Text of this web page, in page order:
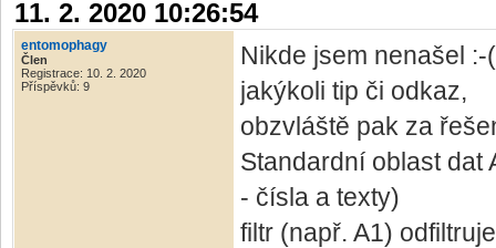
11. 2. 2020 10:26:54
entomophagy
Člen
Registrace: 10. 2. 2020
Příspěvků: 9
Nikde jsem nenašel
jakýkoli tip či odkaz,
obzvláště pak za
Standardní oblast dat
- čísla a texty)
filtr (např. A1)